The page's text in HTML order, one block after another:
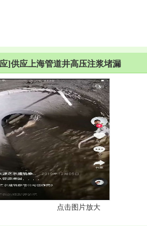
]供应上海管道井高压注浆堵漏
点击图片放大